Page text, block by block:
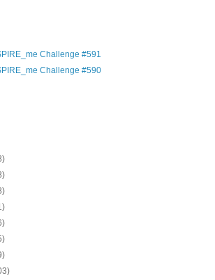
Challenge #591
Challenge #590